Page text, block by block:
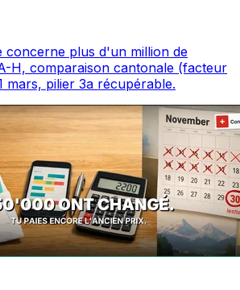
concerne plus d'un million de
H, comparaison cantonale (facteur
mars, pilier 3a récupérable.